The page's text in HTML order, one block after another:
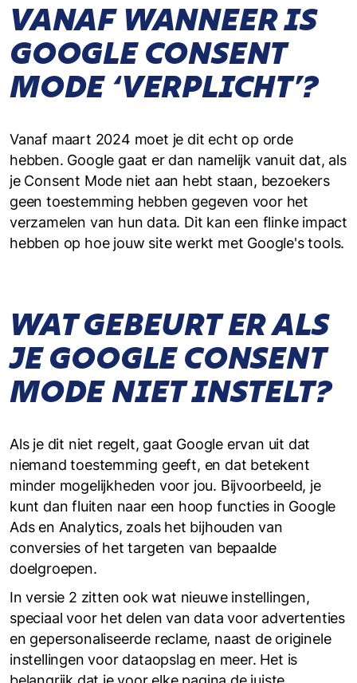
VANAF WANNEER IS
GOOGLE CONSENT
MODE ‘VERPLICHT’?
Vanaf maart 2024 moet je dit echt op orde
hebben. Google gaat er dan namelijk vanuit dat, als
je Consent Mode niet aan hebt staan, bezoekers
geen toestemming hebben gegeven voor het
verzamelen van hun data. Dit kan een flinke impact
hebben op hoe jouw site werkt met Google's tools.
WAT GEBEURT ER ALS
JE GOOGLE CONSENT
MODE NIET INSTELT?
Als je dit niet regelt, gaat Google ervan uit dat
niemand toestemming geeft, en dat betekent
minder mogelijkheden voor jou. Bijvoorbeeld, je
kunt dan fluiten naar een hoop functies in Google
Ads en Analytics, zoals het bijhouden van
conversies of het targeten van bepaalde
doelgroepen.
In versie 2 zitten ook wat nieuwe instellingen,
speciaal voor het delen van data voor advertenties
en gepersonaliseerde reclame, naast de originele
instellingen voor dataopslag en meer. Het is